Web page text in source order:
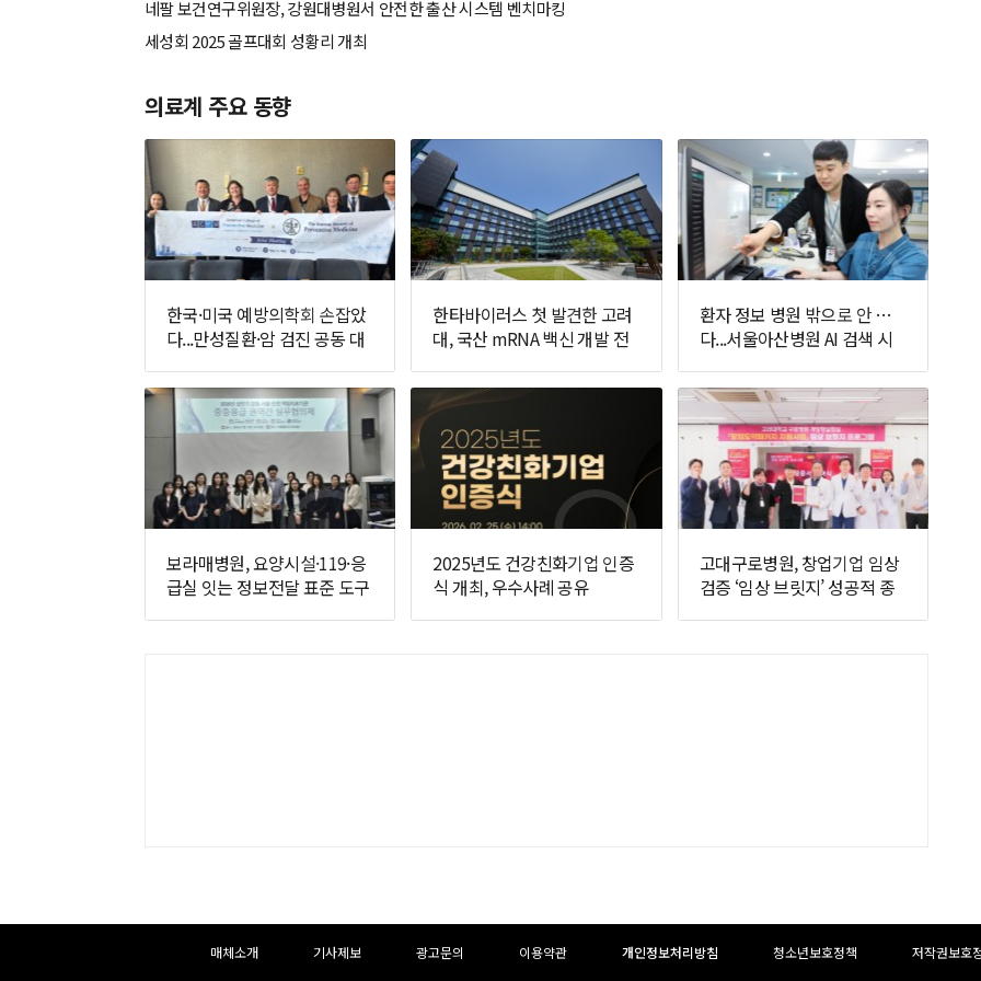
네팔 보건연구위원장, 강원대병원서 안전한 출산 시스템 벤치마킹
세성회 2025 골프대회 성황리 개최
의료계 주요 동향
한국·미국 예방의학회 손잡았
다...만성질환·암 검진 공동 대
한타바이러스 첫 발견한 고려
대, 국산 mRNA 백신 개발 전
환자 정보 병원 밖으로 안 나간
다...서울아산병원 AI 검색 시
보라매병원, 요양시설·119·응
급실 잇는 정보전달 표준 도구
2025년도 건강친화기업 인증
식 개최, 우수사례 공유
고대구로병원, 창업기업 임상
검증 ‘임상 브릿지’ 성공적 종
매체소개 기사제보 광고문의 이용약관 개인정보처리방침 청소년보호정책 저작권보호